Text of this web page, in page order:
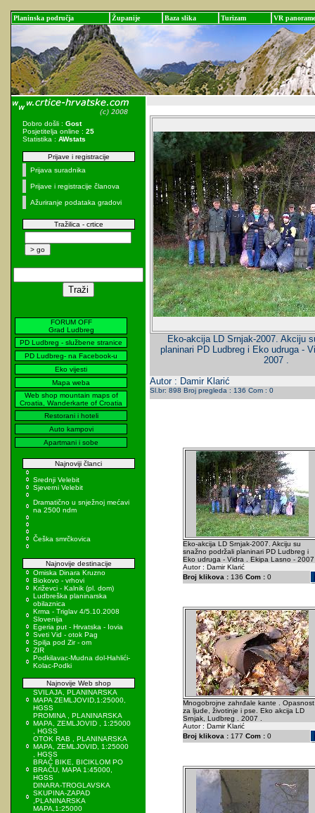
Planinska područja Županije Baza slika Turizam VR panorame
Dobro došli : Gost
Posjetitelja online : 25
Statistika : AWstats
Prijave i registracije
Prijava suradnika
Prijave i registracije članova
Ažuriranje podataka gradovi
Tražilica - crtice
FORUM OFF
Grad Ludbreg
PD Ludbreg - službene stranice
PD Ludbreg- na Facebook-u
Eko vijesti
Mapa weba
Web shop mountain maps of
Croatia, Wanderkarte of Croatia
Restorani i hoteli
Auto kampovi
Apartmani i sobe
Najnoviji članci
Srednji Velebit
Sjeverni Velebit
Dramatično u snježnoj mećavi
na 2500 ndm
Češka smrčkovica
Najnovije destinacije
Omiska Dinara Kruzno
Biokovo - vrhovi
Križevci - Kalnik (pl. dom)
Ludbreška planinarska
obilaznica
Krma - Triglav 4/5.10.2008
Slovenija
Egeria put - Hrvatska - Iovia
Sveti Vid - otok Pag
Spilja pod Zir - om
ZIR
Podkilavac-Mudna dol-Hahlići-
Kolac-Podki
Najnovije Web shop
SVILAJA, PLANINARSKA
MAPA ZEMLJOVID,1:25000,
HGSS
PROMINA , PLANINARSKA
MAPA, ZEMLJOVID , 1:25000
, HGSS
OTOK RAB , PLANINARSKA
MAPA, ZEMLJOVID, 1:25000
, HGSS
BRAČ BIKE, BICIKLOM PO
BRAČU, MAPA 1:45000,
HGSS
DINARA-TROGLAVSKA
SKUPINA-ZAPAD
,PLANINARSKA
MAPA,1:25000
Eko-akcija LD Srnjak-2007. Akciju
planinari PD Ludbreg i Eko udruga -
2007 .
Autor : Damir Klarić
Sl.br: 898 Broj pregleda : 136 Com : 0
Eko-akcija LD Srnjak-2007. Akciju su
snažno podržali planinari PD Ludbreg i
Eko udruga - Vidra . Ekipa Lasno -
Autor : Damir Klarić
Broj klikova :136 Com :0
Mnogobrojne zahrđale kante . Opasnost
za ljude, životinje i pse. Eko akcija LD
Srnjak, Ludbreg . 2007 .
Autor : Damir Klarić
Broj klikova :177 Com :0